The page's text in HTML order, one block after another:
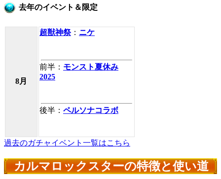
去年のイベント＆限定
8月
超獣神祭： ニケ
前半： モンスト夏休み
2025
後半： ペルソナコラボ
過去のガチャイベント一覧はこちら
カルマロックスターの特徴と使い道